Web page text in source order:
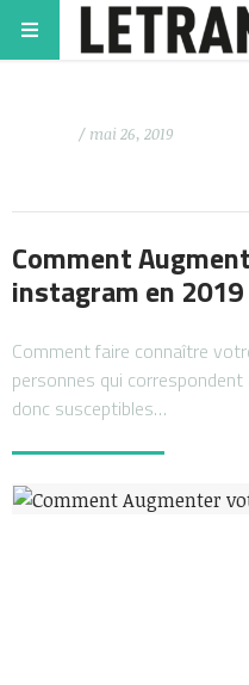
/ mai 26, 2019
Comment
instagram en 2019
Comment faire connaître
personnes qui
donc susceptibles…